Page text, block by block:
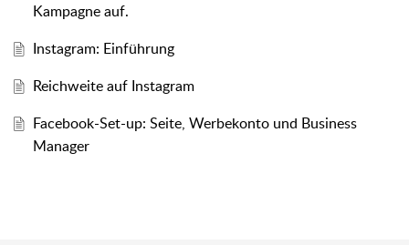
Kampagne auf.
Instagram: Einführung
Reichweite auf Instagram
Facebook-Set-up: Seite, Werbekonto und Business
Manager